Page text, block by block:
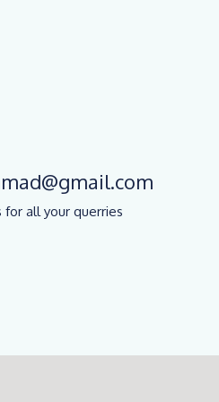
all your querries